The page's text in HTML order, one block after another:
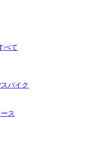
べて
パイク
ス